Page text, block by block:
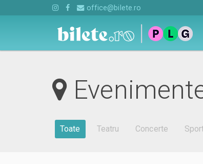
office@bilete.ro
Toate Teatru Concerte